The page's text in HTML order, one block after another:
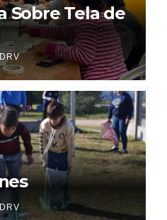
Sobre Tela de